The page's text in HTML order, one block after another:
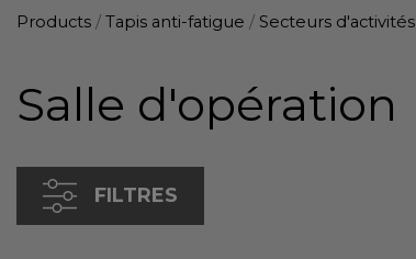
Products / Tapis anti-fatigue / Secteurs d'activités
Salle d'opération
FILTRES